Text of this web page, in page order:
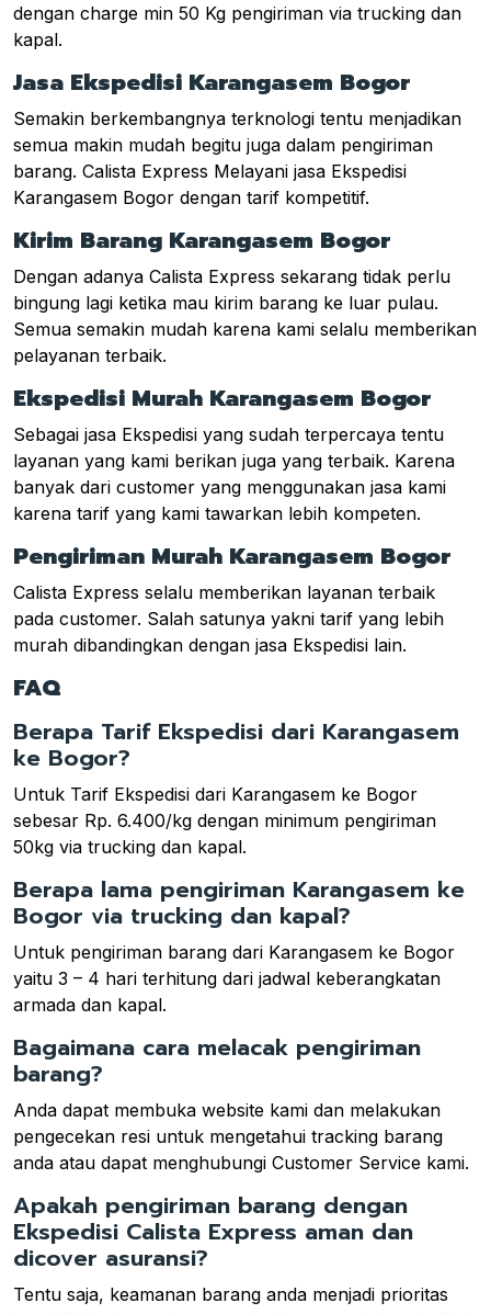
dengan charge min 50 Kg pengiriman via trucking dan
kapal.
Jasa Ekspedisi Karangasem Bogor
Semakin berkembangnya terknologi tentu menjadikan
semua makin mudah begitu juga dalam pengiriman
barang. Calista Express Melayani jasa Ekspedisi
Karangasem Bogor dengan tarif kompetitif.
Kirim Barang Karangasem Bogor
Dengan adanya Calista Express sekarang tidak perlu
bingung lagi ketika mau kirim barang ke luar pulau.
Semua semakin mudah karena kami selalu memberikan
pelayanan terbaik.
Ekspedisi Murah Karangasem Bogor
Sebagai jasa Ekspedisi yang sudah terpercaya tentu
layanan yang kami berikan juga yang terbaik. Karena
banyak dari customer yang menggunakan jasa kami
karena tarif yang kami tawarkan lebih kompeten.
Pengiriman Murah Karangasem Bogor
Calista Express selalu memberikan layanan terbaik
pada customer. Salah satunya yakni tarif yang lebih
murah dibandingkan dengan jasa Ekspedisi lain.
FAQ
Berapa Tarif Ekspedisi dari Karangasem
ke Bogor?
Untuk Tarif Ekspedisi dari Karangasem ke Bogor
sebesar Rp. 6.400/kg dengan minimum pengiriman
50kg via trucking dan kapal.
Berapa lama pengiriman Karangasem ke
Bogor via trucking dan kapal?
Untuk pengiriman barang dari Karangasem ke Bogor
yaitu 3 – 4 hari terhitung dari jadwal keberangkatan
armada dan kapal.
Bagaimana cara melacak pengiriman
barang?
Anda dapat membuka website kami dan melakukan
pengecekan resi untuk mengetahui tracking barang
anda atau dapat menghubungi Customer Service kami.
Apakah pengiriman barang dengan
Ekspedisi Calista Express aman dan
dicover asuransi?
Tentu saja, keamanan barang anda menjadi prioritas